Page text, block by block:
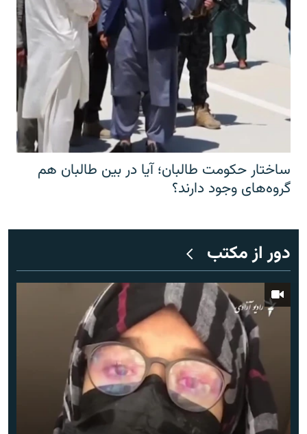
ساختار حکومت طالبان؛ آیا در بین طالبان هم
گروه‌های وجود دارند؟
دور از مکتب